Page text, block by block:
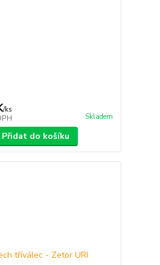
/ks
Skladem
Přidat do košíku